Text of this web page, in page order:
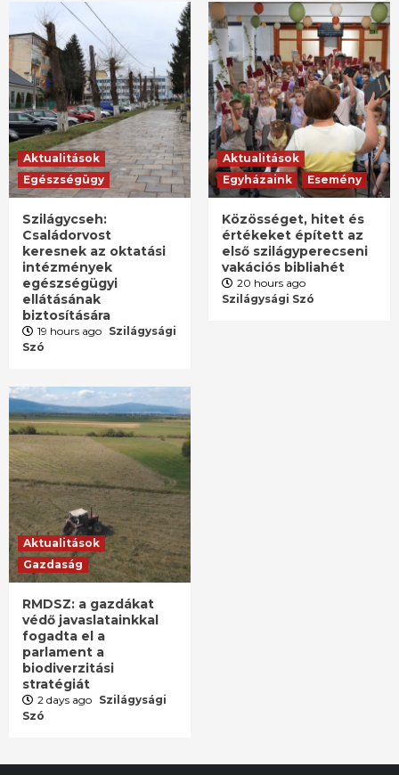
Aktualitások
Egészségügy
Szilágycseh:
Családorvost
keresnek az oktatási
intézmények
egészségügyi
ellátásának
biztosítására
19 hours ago Szilágysági
Szó
Aktualitások
Egyházaink
Esemény
Közösséget, hitet és
értékeket épített az
első szilágyperecseni
vakációs bibliahét
20 hours ago
Szilágysági Szó
Aktualitások
Gazdaság
RMDSZ: a gazdákat
védő javaslatainkkal
fogadta el a
parlament a
biodiverzitási
stratégiát
2 days ago Szilágysági
Szó